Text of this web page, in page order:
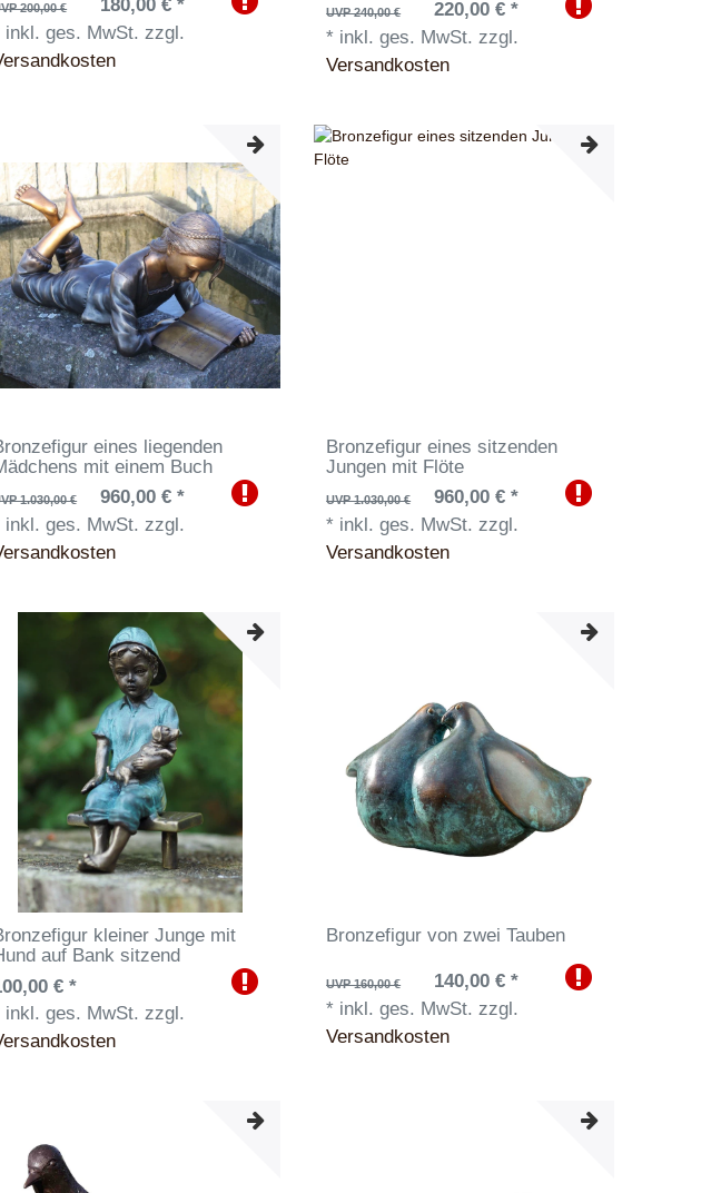
200,00 €
180,00 € *
inkl. ges. MwSt. zzgl.
UVP 240,00 €
220,00 € *
* inkl. ges. MwSt. zzgl.
Versandkosten
eines liegenden
mit einem Buch
1.030,00 €
960,00 € *
inkl. ges. MwSt. zzgl.
Bronzefigur eines sitzenden
Jungen mit Flöte
UVP 1.030,00 €
960,00 € *
* inkl. ges. MwSt. zzgl.
Versandkosten
kleiner Junge mit
auf Bank sitzend
€ *
inkl. ges. MwSt. zzgl.
Bronzefigur von zwei Tauben
UVP 160,00 €
140,00 € *
* inkl. ges. MwSt. zzgl.
Versandkosten